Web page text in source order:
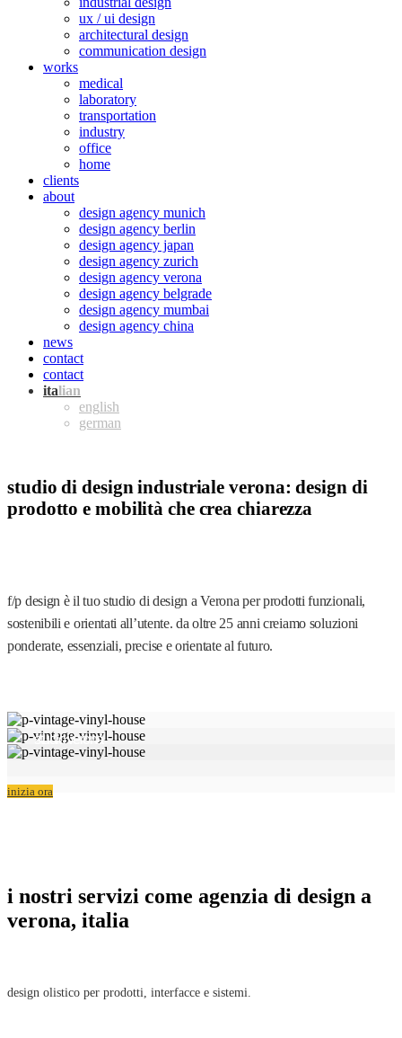
ux / ui design
architectural design
communication design
works
medical
laboratory
transportation
industry
office
home
clients
about
design agency munich
design agency berlin
design agency japan
design agency zurich
design agency verona
design agency belgrade
design agency mumbai
design agency china
news
contact
contact
ita
eng
ger
studio di design industriale verona: design di
prodotto e mobilità che crea chiarezza
f/p design è il tuo studio di design a Verona per prodotti funzionali,
sostenibili e orientati all’utente. da oltre 25 anni creiamo soluzioni
ponderate, essenziali, precise e orientate al futuro.
studio verona
inizia ora
i nostri servizi come agenzia di design a
verona, italia
design olistico per prodotti, interfacce e sistemi.